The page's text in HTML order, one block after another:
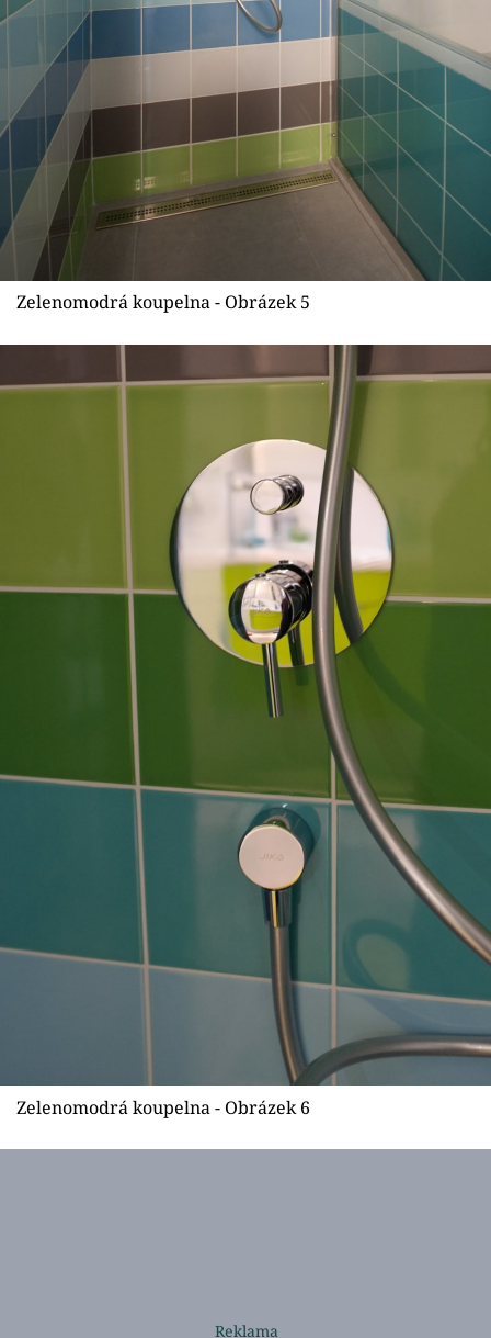
Zelenomodrá koupelna - Obrázek 5
Zelenomodrá koupelna - Obrázek 6